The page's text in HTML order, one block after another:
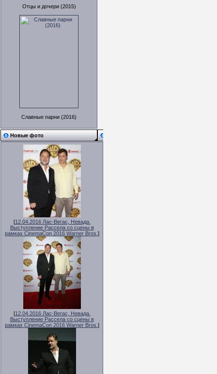
Отцы и дочери (2015)
Славные парни (2016)
Новые фото
[12.04.2016 Лас-Вегас, Невада.
Выступление Рассела со сцены в
рамках CinemaCon 2016 Warner Bros. ]
[12.04.2016 Лас-Вегас, Невада.
Выступление Рассела со сцены в
рамках CinemaCon 2016 Warner Bros. ]